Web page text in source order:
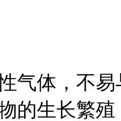
气体，不
的生长繁